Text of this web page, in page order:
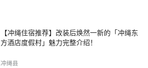
【冲绳住宿推荐】改装后焕然一新的「冲绳东
方酒店度假村」魅力完整介绍！
冲绳县